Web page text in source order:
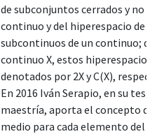
de subconjuntos cerrados y no
continuo y del hiperespacio de
subcontinuos de un continuo;
continuo X, estos hiperespacios
denotados por 2X y C(X),
En 2016 Iván Serapio, en su tesis
maestría, aporta el concepto
medio para cada elemento del